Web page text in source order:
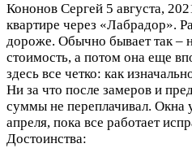
Кононов Сергей 5 августа,
квартире через «Лабрадор».
дороже. Обычно бывает так –
стоимость, а потом она еще
здесь все четко: как
Ни за что после замеров и
суммы не переплачивал. Окна
апреля, пока все работает
Достоинства: